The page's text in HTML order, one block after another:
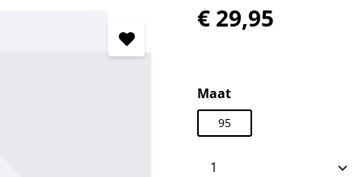
Normale prijs:
€ 29,95
Selecteer
Maat
95